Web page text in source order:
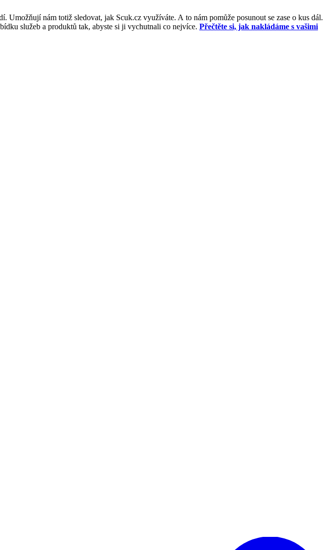
nám totiž sledovat, jak Scuk.cz využíváte. A to nám pomůže posunout se zase o kus dál.
služeb a produktů tak, abyste si ji vychutnali co nejvíce. Přečtěte si, jak nakládáme s vašimi